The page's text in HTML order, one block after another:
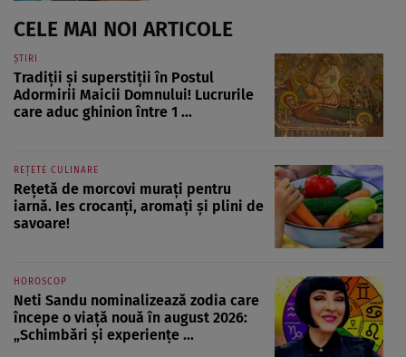
CELE MAI NOI ARTICOLE
ȘTIRI
Tradiții și superstiții în Postul
Adormirii Maicii Domnului! Lucrurile
care aduc ghinion între 1 ...
REȚETE CULINARE
Rețetă de morcovi murați pentru
iarnă. Ies crocanți, aromați și plini de
savoare!
HOROSCOP
Neti Sandu nominalizează zodia care
începe o viață nouă în august 2026:
„Schimbări și experiențe ...